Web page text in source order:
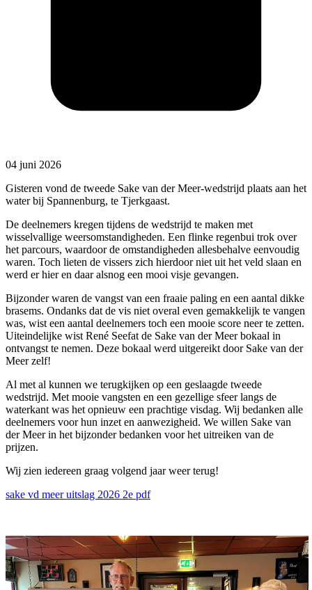
04 juni 2026
Gisteren vond de tweede Sake van der Meer-wedstrijd plaats aan het
water bij Spannenburg, te Tjerkgaast.
De deelnemers kregen tijdens de wedstrijd te maken met
wisselvallige weersomstandigheden. Een flinke regenbui trok over
het parcours, waardoor de omstandigheden allesbehalve eenvoudig
waren. Toch lieten de vissers zich hierdoor niet uit het veld slaan en
werd er hier en daar alsnog een mooi visje gevangen.
Bijzonder waren de vangst van een fraaie paling en een aantal dikke
brasems. Ondanks dat de vis niet overal even gemakkelijk te vangen
was, wist een aantal deelnemers toch een mooie score neer te zetten.
Uiteindelijke wist René Seefat de Sake van der Meer bokaal in
ontvangst te nemen. Deze bokaal werd uitgereikt door Sake van der
Meer zelf!
Al met al kunnen we terugkijken op een geslaagde tweede
wedstrijd. Met mooie vangsten en een gezellige sfeer langs de
waterkant was het opnieuw een prachtige visdag. Wij bedanken alle
deelnemers voor hun inzet en aanwezigheid. We willen Sake van
der Meer in het bijzonder bedanken voor het uitreiken van de
prijzen.
Wij zien iedereen graag volgend jaar weer terug!
sake vd meer uitslag 2026 2e pdf